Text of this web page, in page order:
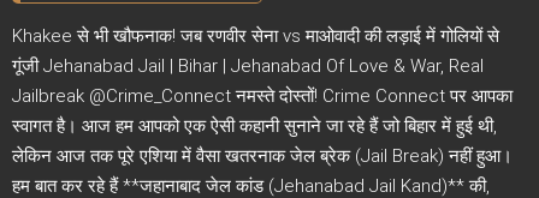
Khakee से भी खौफनाक! जब रणवीर सेना vs माओवादी की लड़ाई में गोलियों से
गूंजी Jehanabad Jail | Bihar | Jehanabad Of Love & War, Real
Jailbreak @Crime_Connect नमस्ते दोस्तों! Crime Connect पर आपका
स्वागत है। आज हम आपको एक ऐसी कहानी सुनाने जा रहे हैं जो बिहार में हुई थी,
लेकिन आज तक पूरे एशिया में वैसा खतरनाक जेल ब्रेक (Jail Break) नहीं हुआ।
हम बात कर रहे हैं **जहानाबाद जेल कांड (Jehanabad Jail Kand)** की,